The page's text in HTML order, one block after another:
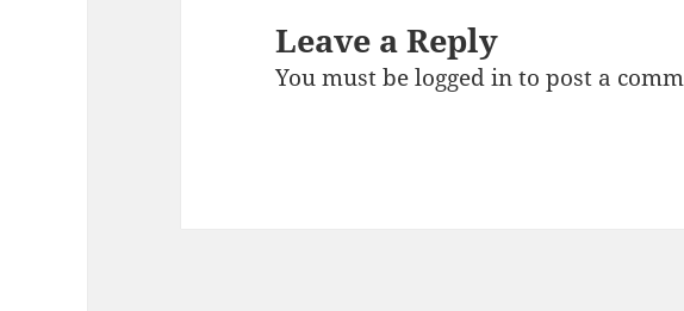
Leave a Reply
You must belogged into post a